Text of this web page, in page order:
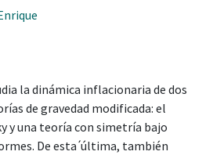
la dinámica inflacionaria de dos
de gravedad modificada: el
y una teoría con simetría bajo
De esta ́última, también